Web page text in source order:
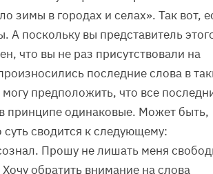
зимы в городах и селах». Так вот,
А поскольку вы представитель
что вы не раз присутствовали на
последние слова в
предположить, что все
принципе одинаковые. Может быть,
сводится к следующему:
Прошу не лишать меня
обратить внимание на слова